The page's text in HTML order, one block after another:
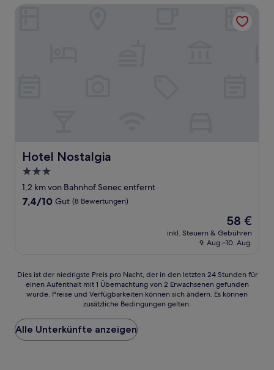
Hotel Nostalgia
Hotel Nostalgia
3.0-
Sterne-
Unterkunft
1,2 km von Bahnhof Senec entfernt
7.4
7,4/10 Gut (8 Bewertungen)
Der
Preis
beträgt
58 €
inkl. Steuern & Gebühren
9. Aug.–10. Aug.
Dies
der
Preis
pro
Nacht,
Dies ist der niedrigste Preis pro Nacht, der in den letzten 24 Stunden für
einen Aufenthalt mit 1 Übernachtung von 2 Erwachsenen gefunden
wurde. Preise und Verfügbarkeiten können sich ändern. Es können
zusätzliche Bedingungen gelten.
Alle Unterkünfte anzeigen